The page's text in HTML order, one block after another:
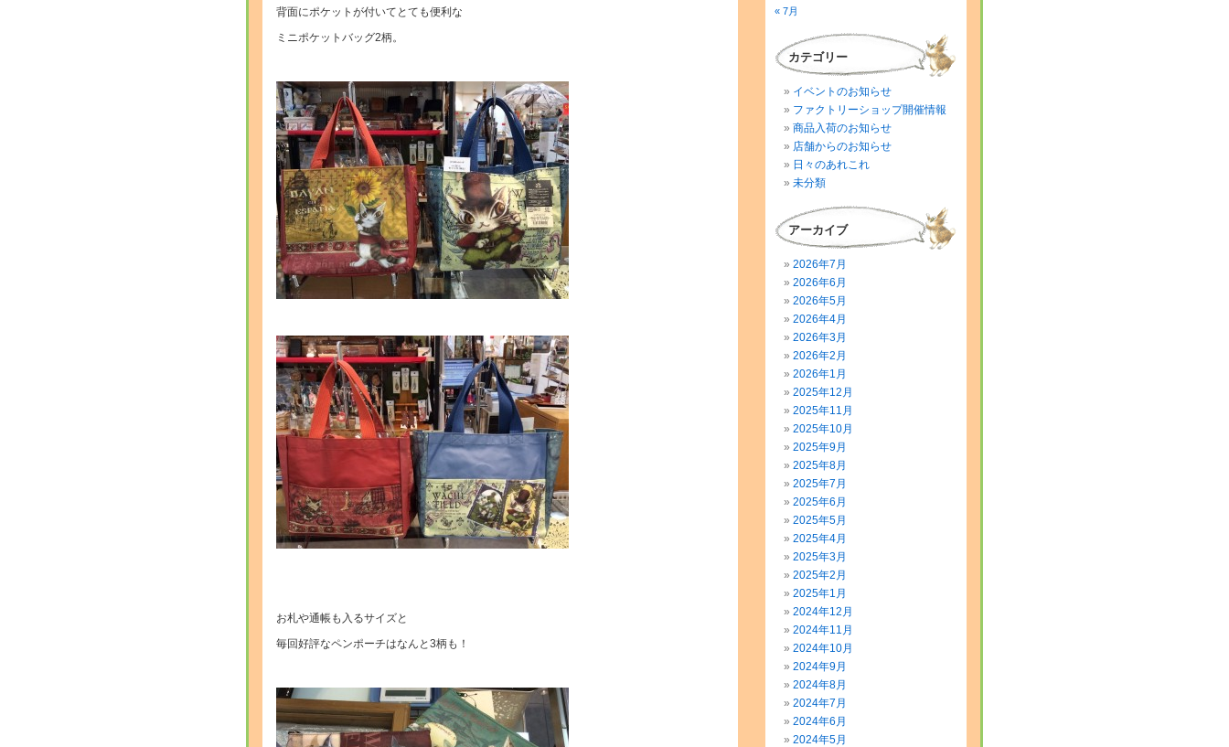
背面にポケットが付いてとても便利な
ミニポケットバッグ2柄。
お札や通帳も入るサイズと
毎回好評なペンポーチはなんと3柄も！
« 7月
カテゴリー
イベントのお知らせ
ファクトリーショップ開催情報
商品入荷のお知らせ
店舗からのお知らせ
日々のあれこれ
未分類
アーカイブ
2026年7月
2026年6月
2026年5月
2026年4月
2026年3月
2026年2月
2026年1月
2025年12月
2025年11月
2025年10月
2025年9月
2025年8月
2025年7月
2025年6月
2025年5月
2025年4月
2025年3月
2025年2月
2025年1月
2024年12月
2024年11月
2024年10月
2024年9月
2024年8月
2024年7月
2024年6月
2024年5月